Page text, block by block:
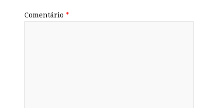
Comentário *